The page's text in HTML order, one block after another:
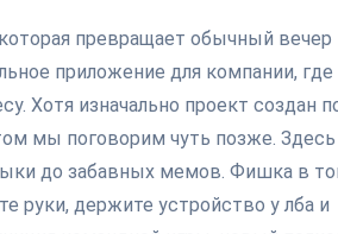
превращает обычный вечер
приложение для компании, где
Хотя изначально проект создан
мы поговорим чуть позже.
до забавных мемов. Фишка в
руки, держите устройство у лба и